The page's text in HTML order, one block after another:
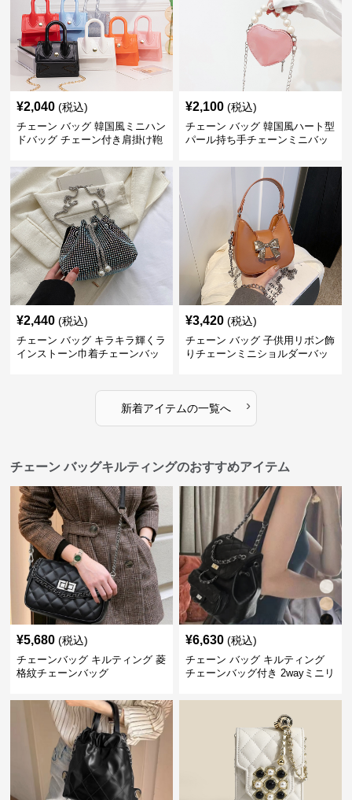
¥2,040 (税込)
チェーン バッグ 韓国風ミニハン
ドバッグ チェーン付き肩掛け鞄
¥2,100 (税込)
チェーン バッグ 韓国風ハート型
パール持ち手チェーンミニバッ
¥2,440 (税込)
チェーン バッグ キラキラ輝くラ
インストーン巾着チェーンバッ
¥3,420 (税込)
チェーン バッグ 子供用リボン飾
りチェーンミニショルダーバッ
新着アイテムの一覧へ ›
チェーン バッグキルティングのおすすめアイテム
¥5,680 (税込)
チェーンバッグ キルティング 菱
格紋チェーンバッグ
¥6,630 (税込)
チェーン バッグ キルティング
チェーンバッグ付き 2wayミニリ